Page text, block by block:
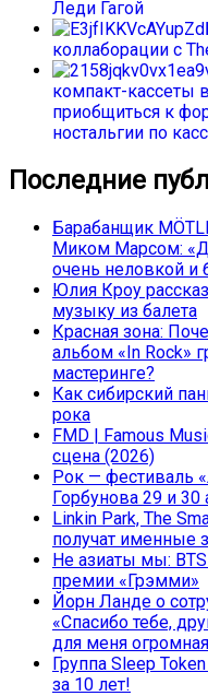
Леди Гагой
коллаборации с
компакт-кассеты
приобщиться к
ностальгии по
Последние
Барабанщик
Миком Марсом:
очень неловкой и
Юлия Кроу
музыку из балета
Красная зона:
альбом «In Rock»
мастеринге?
Как сибирский
рока
FMD | Famous
сцена (2026)
Рок — фестиваль
Горбунова 29 и 30
Linkin Park, The
получат именные
Не азиаты мы: BTS
премии «Грэмми»
Йорн Ланде о
«Спасибо тебе,
для меня
Группа Sleep
за 10 лет!